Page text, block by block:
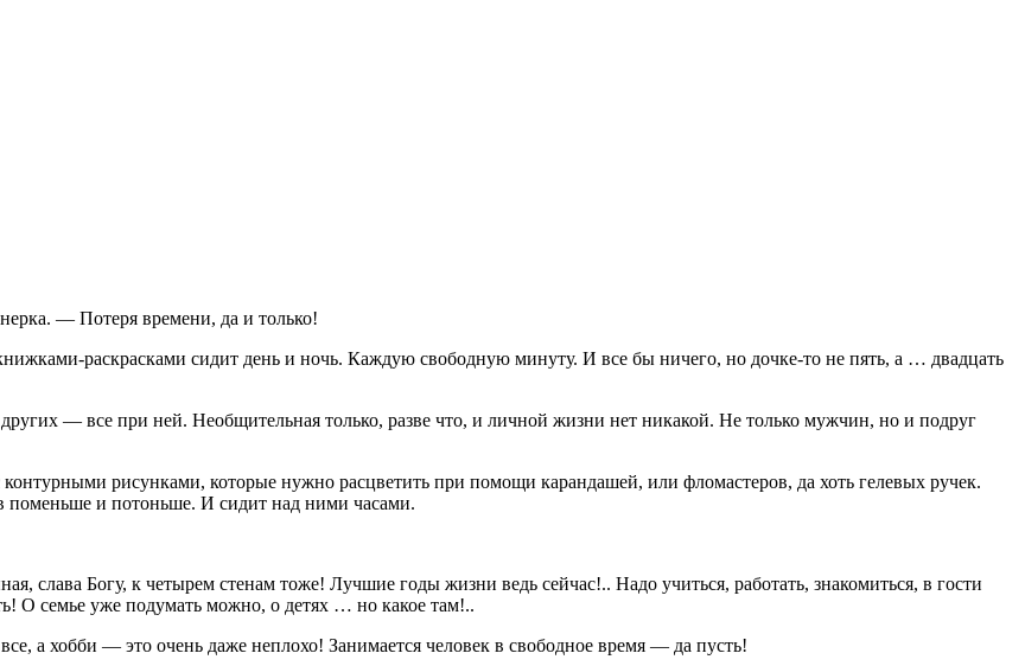
— Потеря времени, да и только!
раскрасками сидит день и ночь. Каждую свободную минуту. И все бы ничего, но дочке-то не пять, а … двадцать
— все при ней. Необщительная только, разве что, и личной жизни нет никакой. Не только мужчин, но и подруг
рисунками, которые нужно расцветить при помощи карандашей, или фломастеров, да хоть гелевых ручек.
поменьше и потоньше. И сидит над ними часами.
слава Богу, к четырем стенам тоже! Лучшие годы жизни ведь сейчас!.. Надо учиться, работать, знакомиться, в гости
О семье уже подумать можно, о детях … но какое там!..
а хобби — это очень даже неплохо! Занимается человек в свободное время — да пусть!